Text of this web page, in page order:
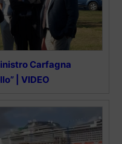
Carfagna
| VIDEO